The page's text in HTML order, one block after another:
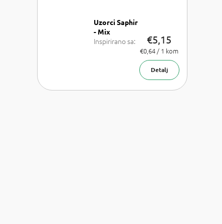
Uzorci Saphir
- Mix
Inspirirano sa:
Mademoiselle,
€5,15
Izmjeri
cijenu:
€0,64 / 1 kom
Detalj